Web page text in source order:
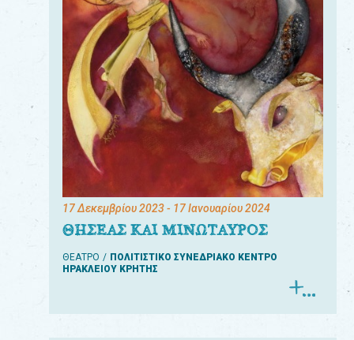
17 Δεκεμβρίου 2023- 17 Ιανουαρίου 2024
ΘΗΣΕΑΣ ΚΑΙ ΜΙΝΩΤΑΥΡΟΣ
ΘΕΑΤΡΟ
ΠΟΛΙΤΙΣΤΙΚΟ ΣΥΝΕΔΡΙΑΚΟ ΚΕΝΤΡΟ
ΗΡΑΚΛΕΙΟΥ ΚΡΗΤΗΣ